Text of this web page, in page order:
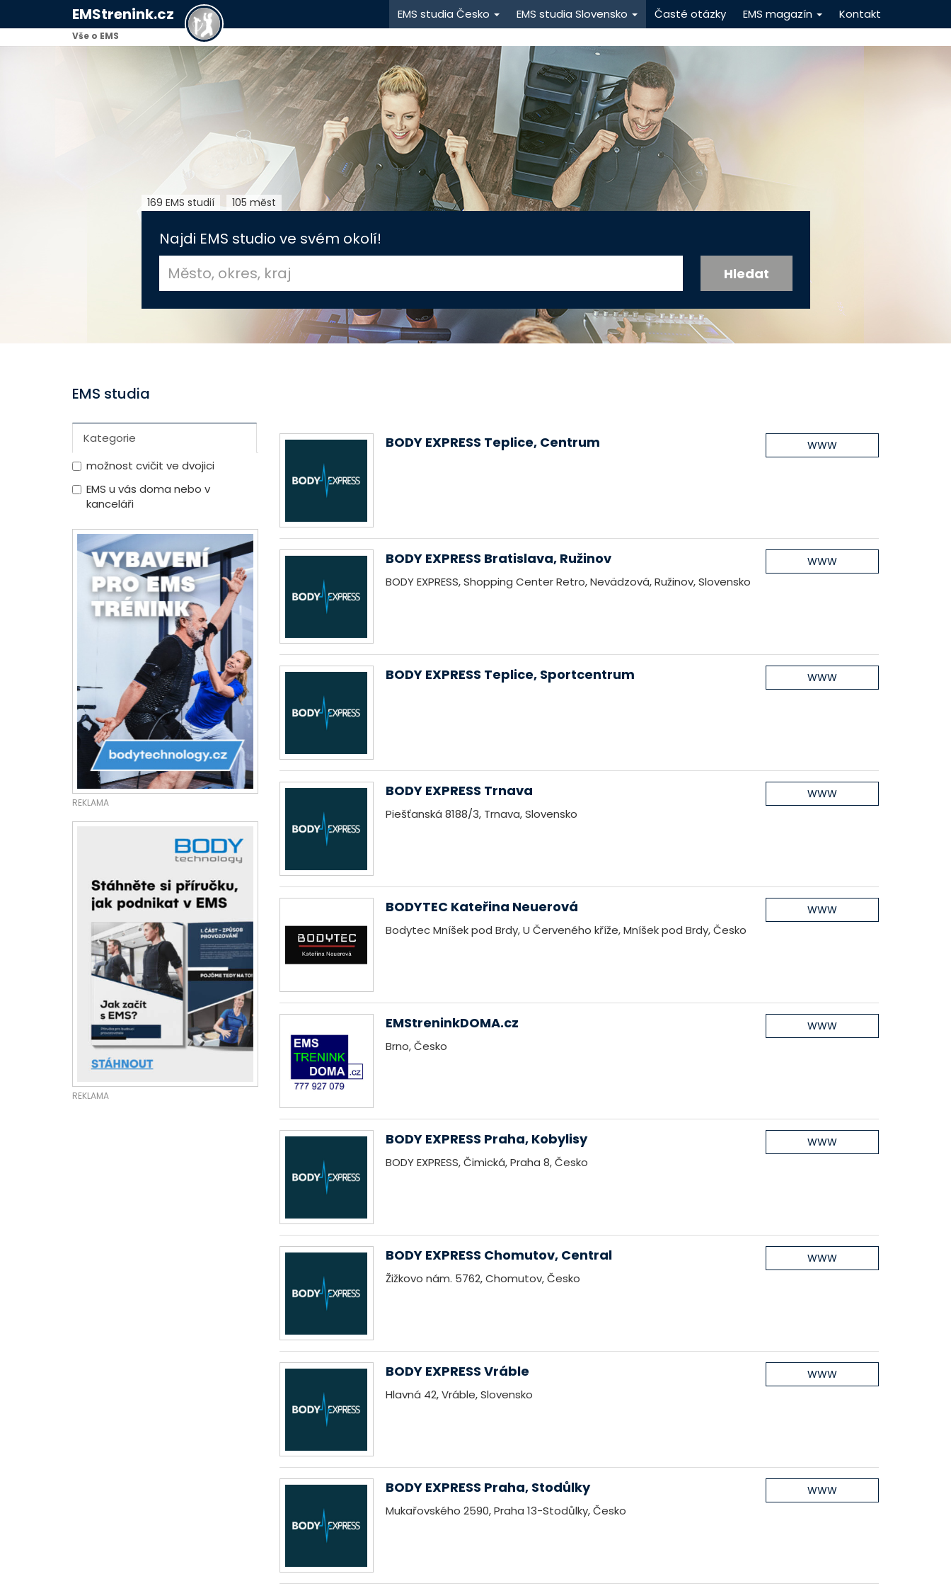
EMStrenink.cz
Vše o EMS
EMS studia Česko EMS studia Slovensko Časté otázky EMS magazín Kontakt
169 EMS studií 105 měst
Najdi EMS studio ve svém okolí!
EMS studia
Kategorie
možnost cvičit ve dvojici
EMS u vás doma nebo v
kanceláři
REKLAMA
REKLAMA
BODY EXPRESS Teplice, Centrum WWW
BODY EXPRESS Bratislava, Ružinov
BODY EXPRESS, Shopping Center Retro, Nevädzová, Ružinov, Slovensko
WWW
BODY EXPRESS Teplice, Sportcentrum WWW
BODY EXPRESS Trnava
Piešťanská 8188/3, Trnava, Slovensko
WWW
BODYTEC Kateřina Neuerová
Bodytec Mníšek pod Brdy, U Červeného kříže, Mníšek pod Brdy, Česko
WWW
EMStreninkDOMA.cz
Brno, Česko
WWW
BODY EXPRESS Praha, Kobylisy
BODY EXPRESS, Čimická, Praha 8, Česko
WWW
BODY EXPRESS Chomutov, Central
Žižkovo nám. 5762, Chomutov, Česko
WWW
BODY EXPRESS Vráble
Hlavná 42, Vráble, Slovensko
WWW
BODY EXPRESS Praha, Stodůlky
Mukařovského 2590, Praha 13-Stodůlky, Česko
WWW